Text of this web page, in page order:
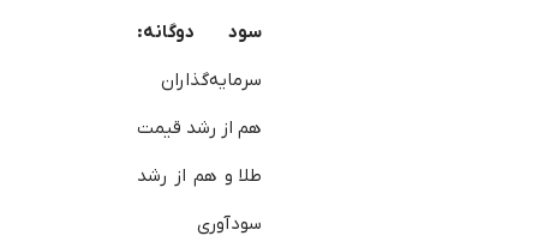
سود دوگانه:
سرمایه‌گذاران
هم از رشد قیمت
طلا و هم از رشد
سودآوری